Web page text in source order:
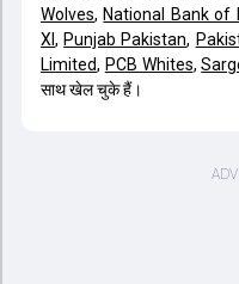
Wolves, National Bank of
XI , Punjab Pakistan,
Limited, PCB Whites,
साथ खेल चुके हैं।